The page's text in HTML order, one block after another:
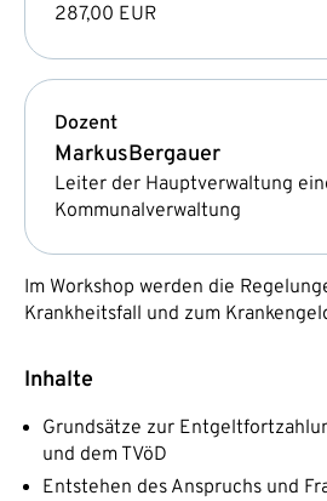
287,00 EUR
Dozent
MarkusBergauer
Leiter der Hauptverwaltung
Kommunalverwaltung
Im Workshop werden die
Krankheitsfall und zum
Inhalte
Grundsätze zur
und dem TVöD
Entstehen des Anspruchs und